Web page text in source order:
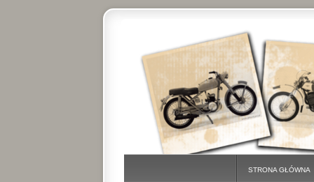
STRONA GŁÓWNA